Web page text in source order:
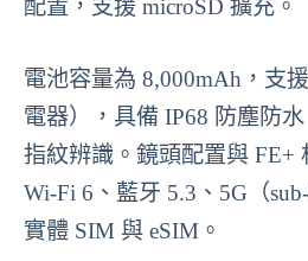
配置，支援 microSD 擴充。
電池容量為 8,000mAh，支
電器），具備 IP68 防塵防
指紋辨識。鏡頭配置與 FE+
Wi-Fi 6、藍牙 5.3、5G（
實體 SIM 與 eSIM。